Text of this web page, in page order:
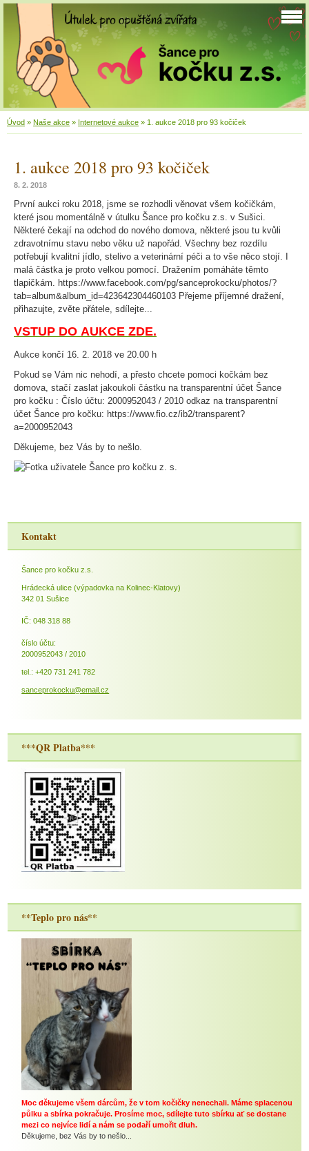
Úvod » Naše akce » Internetové aukce » 1. aukce 2018 pro 93 kočiček
1. aukce 2018 pro 93 kočiček
8. 2. 2018
První aukci roku 2018, jsme se rozhodli věnovat všem kočičkám,
které jsou momentálně v útulku Šance pro kočku z.s. v Sušici.
Některé čekají na odchod do nového domova, některé jsou tu kvůli
zdravotnímu stavu nebo věku už napořád. Všechny bez rozdílu
potřebují kvalitní jídlo, stelivo a veterinární péči a to vše něco stojí. I
malá částka je proto velkou pomocí. Dražením pomáháte těmto
tlapičkám. https://www.facebook.com/pg/sanceprokocku/photos/?
tab=album&album_id=423642304460103 Přejeme příjemné dražení,
přihazujte, zvěte přátele, sdílejte...
VSTUP DO AUKCE ZDE.
Aukce končí 16. 2. 2018 ve 20.00 h
Pokud se Vám nic nehodí, a přesto chcete pomoci kočkám bez
domova, stačí zaslat jakoukoli částku na transparentní účet Šance
pro kočku : Číslo účtu: 2000952043 / 2010 odkaz na transparentní
účet Šance pro kočku: https://www.fio.cz/ib2/transparent?
a=2000952043
Děkujeme, bez Vás by to nešlo.
Kontakt
Šance pro kočku z.s.
Hrádecká ulice (výpadovka na Kolinec-Klatovy)
342 01 Sušice
IČ: 048 318 88
číslo účtu:
2000952043 / 2010
tel.: +420 731 241 782
sanceprokocku@email.cz
***QR Platba***
**Teplo pro nás**
Moc děkujeme všem dárcům, že v tom kočičky nenechali. Máme splacenou
půlku a sbírka pokračuje. Prosíme moc, sdílejte tuto sbírku ať se dostane
mezi co nejvíce lidí a nám se podaří umořit dluh.
Děkujeme, bez Vás by to nešlo...